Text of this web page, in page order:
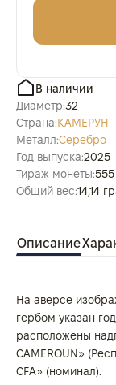
В наличии
Диаметр:32
Страна:КАМЕРУН
Металл:Серебро
Год выпуска:2025
Тираж монеты:555
Общий вес:14,14
Описание
На аверсе
гербом указан
расположены
CAMEROUN»
CFA» (номинал).